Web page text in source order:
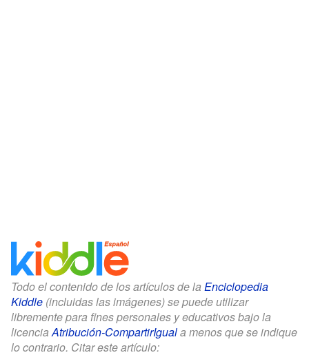
Todo el contenido de los artículos de la Enciclopedia
Kiddle (incluidas las imágenes) se puede utilizar
libremente para fines personales y educativos bajo la
licenciaAtribución-CompartirIguala menos que se indique
lo contrario. Citar este artículo: